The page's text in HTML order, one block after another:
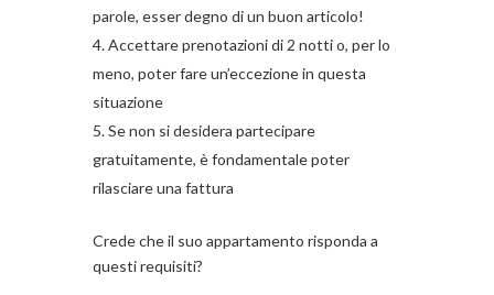
parole, esser degno di un buon articolo!
Accettare prenotazioni di 2 notti o, per lo
meno, poter fare un’eccezione in questa
situazione
Se non si desidera partecipare
gratuitamente, è fondamentale poter
rilasciare una fattura
Crede che il suo appartamento risponda a
questi requisiti?